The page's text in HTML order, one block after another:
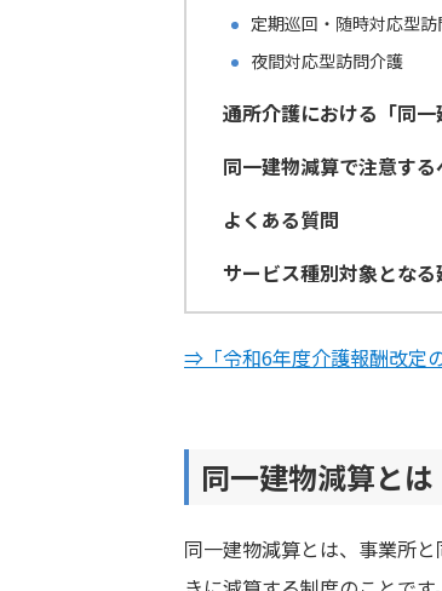
定期巡回・随時対応型
夜間対応型訪問介護
通所介護における「同
同一建物減算で注意す
よくある質問
サービス種別対象とな
⇒「令和6年度介護報酬改定
同一建物減算とは
同一建物減算とは、事業所